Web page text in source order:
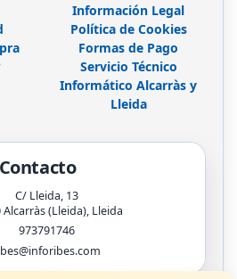
Información Legal
Política de Cookies
Formas de Pago
Servicio Técnico
Informático Alcarràs y
Lleida
Contacto
C/ Lleida, 13
Alcarràs (Lleida), Lleida
973791746